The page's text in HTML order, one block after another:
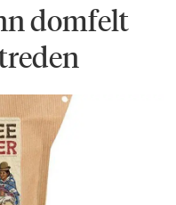
domfelt